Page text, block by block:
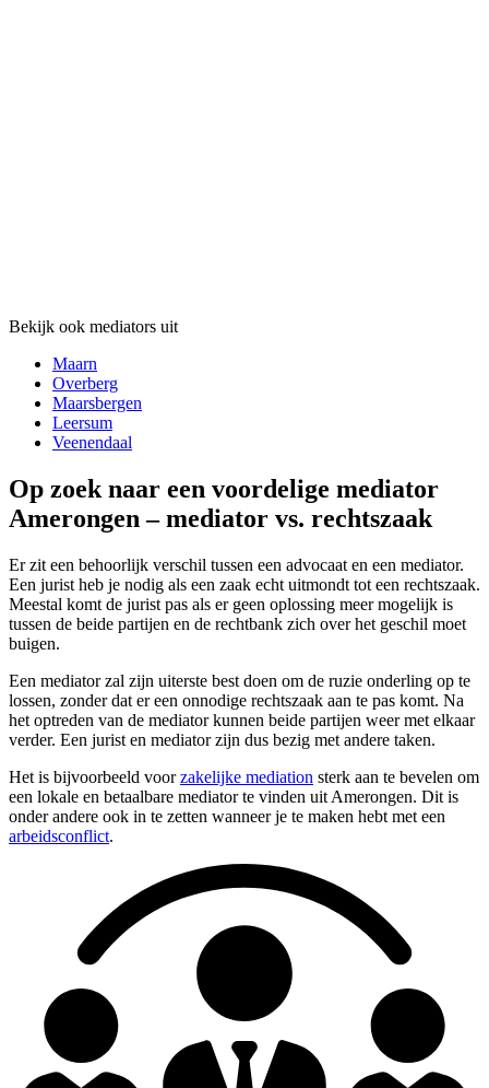
Bekijk ook mediators uit
Maarn
Overberg
Maarsbergen
Leersum
Veenendaal
Op zoek naar een voordelige mediator
Amerongen – mediator vs. rechtszaak
Er zit een behoorlijk verschil tussen een advocaat en een mediator.
Een jurist heb je nodig als een zaak echt uitmondt tot een rechtszaak.
Meestal komt de jurist pas als er geen oplossing meer mogelijk is
tussen de beide partijen en de rechtbank zich over het geschil moet
buigen.
Een mediator zal zijn uiterste best doen om de ruzie onderling op te
lossen, zonder dat er een onnodige rechtszaak aan te pas komt. Na
het optreden van de mediator kunnen beide partijen weer met elkaar
verder. Een jurist en mediator zijn dus bezig met andere taken.
Het is bijvoorbeeld voorzakelijke mediation sterk aan te bevelen om
een lokale en betaalbare mediator te vinden uit Amerongen. Dit is
onder andere ook in te zetten wanneer je te maken hebt met een
arbeidsconflict.